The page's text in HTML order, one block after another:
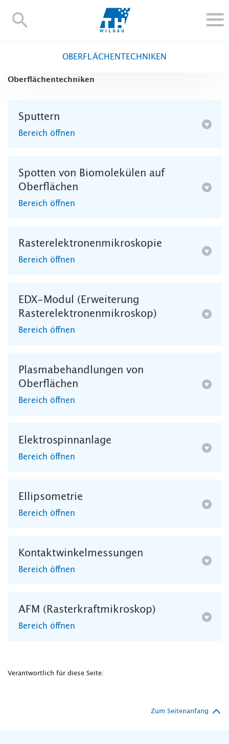
TH-
STUDIEREN UND WEITERBILDEN
FORSCHUNG UND TRANSFER
HOCHSCHULE
INTERNATIONAL
Blogs Kontakt und Anfahrt Webmail Moodle
TH Online-Portal
OBERFLÄCHENTECHNIKEN
Oberflächentechniken
Sputtern
Bereich öffnen
Spotten von Biomolekülen auf
Oberflächen
Bereich öffnen
Rasterelektronenmikroskopie
Bereich öffnen
EDX-Modul (Erweiterung
Rasterelektronenmikroskop)
Bereich öffnen
Plasmabehandlungen von
Oberflächen
Bereich öffnen
Elektrospinnanlage
Bereich öffnen
Ellipsometrie
Bereich öffnen
Kontaktwinkelmessungen
Bereich öffnen
AFM (Rasterkraftmikroskop)
Bereich öffnen
Verantwortlich für diese Seite:
Zum Seitenanfang